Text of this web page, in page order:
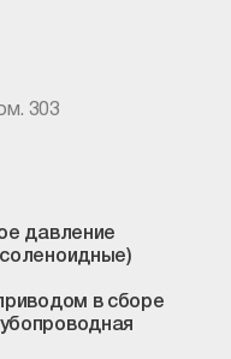
303
давление
в сборе